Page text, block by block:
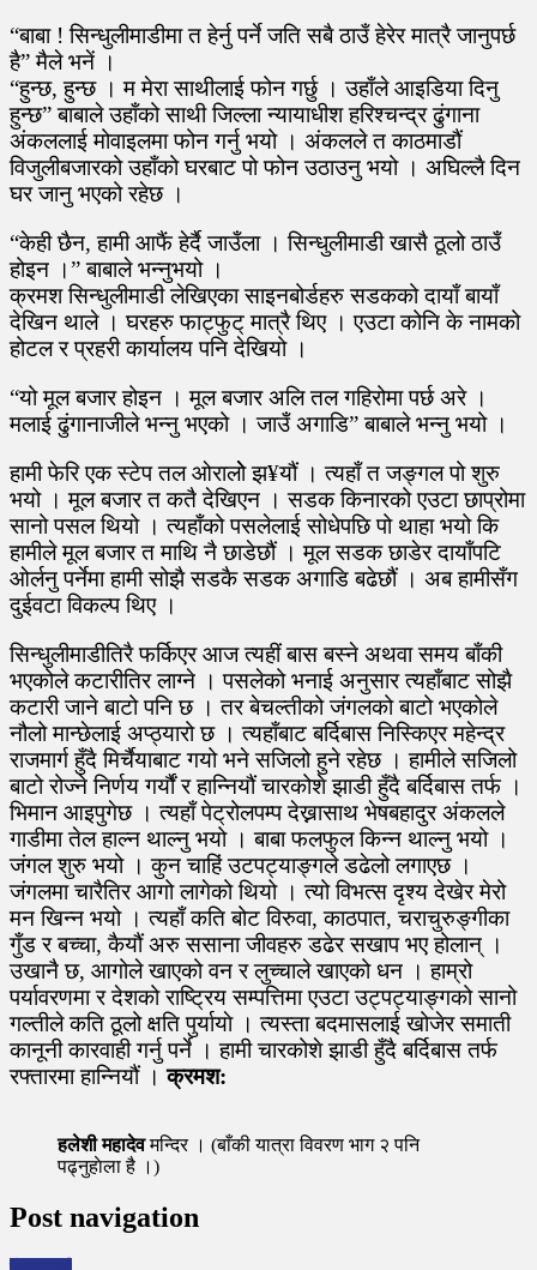
“बाबा ! सिन्धुलीमाडीमा त हेर्नु पर्ने जति सबै ठाउँ हेरेर मात्रै जानुपर्छ
है” मैले भनें ।
“हुन्छ, हुन्छ । म मेरा साथीलाई फोन गर्छु । उहाँले आइडिया दिनु
हुन्छ” बाबाले उहाँको साथी जिल्ला न्यायाधीश हरिश्चन्द्र ढुंगाना
अंकललाई मोवाइलमा फोन गर्नु भयो । अंकलले त काठमाडौं
विजुलीबजारको उहाँको घरबाट पो फोन उठाउनु भयो । अघिल्लै दिन
घर जानु भएको रहेछ ।
“केही छैन, हामी आफैं हेर्दै जाउँला । सिन्धुलीमाडी खासै ठूलो ठाउँ
होइन ।” बाबाले भन्नुभयो ।
क्रमश सिन्धुलीमाडी लेखिएका साइनबोर्डहरु सडकको दायाँ बायाँ
देखिन थाले । घरहरु फाट्फुट् मात्रै थिए । एउटा कोनि के नामको
होटल र प्रहरी कार्यालय पनि देखियो ।
“यो मूल बजार होइन । मूल बजार अलि तल गहिरोमा पर्छ अरे ।
मलाई ढुंगानाजीले भन्नु भएको । जाउँ अगाडि” बाबाले भन्नु भयो ।
हामी फेरि एक स्टेप तल ओरालोे झ¥यौं । त्यहाँ त जङ्गल पो शुरु
भयो । मूल बजार त कतै देखिएन । सडक किनारको एउटा छाप्रोमा
सानो पसल थियो । त्यहाँको पसलेलाई सोधेपछि पो थाहा भयो कि
हामीले मूल बजार त माथि नै छाडेछौं । मूल सडक छाडेर दायाँपटि
ओर्लनु पर्नेमा हामी सोझै सडकै सडक अगाडि बढेछौं । अब हामीसँग
दुईवटा विकल्प थिए ।
सिन्धुलीमाडीतिरै फर्किएर आज त्यहीं बास बस्ने अथवा समय बाँकी
भएकोले कटारीतिर लाग्ने । पसलेको भनाई अनुसार त्यहाँबाट सोझै
कटारी जाने बाटो पनि छ । तर बेचल्तीको जंगलको बाटो भएकोले
नौलो मान्छेलाई अप्ठ्यारो छ । त्यहाँबाट बर्दिबास निस्किएर महेन्द्र
राजमार्ग हुँदै मिर्चैयाबाट गयो भने सजिलो हुने रहेछ । हामीले सजिलो
बाटो रोज्ने निर्णय गर्यौं र हान्नियौं चारकोशे झाडी हुँदै बर्दिबास तर्फ ।
भिमान आइपुगेछ । त्यहाँ पेट्रोलपम्प देख्नासाथ भेषबहादुर अंकलले
गाडीमा तेल हाल्न थाल्नु भयो । बाबा फलफुल किन्न थाल्नु भयो ।
जंगल शुरु भयो । कुन चाहिं उटपट्याङ्गले डढेलो लगाएछ ।
जंगलमा चारैतिर आगो लागेको थियो । त्यो विभत्स दृश्य देखेर मेरो
मन खिन्न भयो । त्यहाँ कति बोट विरुवा, काठपात, चराचुरुङ्गीका
गुँड र बच्चा, कैयौं अरु ससाना जीवहरु डढेर सखाप भए होलान् ।
उखानै छ, आगोले खाएको वन र लुच्चाले खाएको धन । हाम्रो
पर्यावरणमा र देशको राष्ट्रिय सम्पत्तिमा एउटा उट्पट्याङ्गको सानो
गल्तीले कति ठूलो क्षति पुर्यायाे । त्यस्ता बदमासलाई खोजेर समाती
कानूनी कारवाही गर्नु पर्ने । हामी चारकोशे झाडी हुँदै बर्दिबास तर्फ
रफ्तारमा हान्नियौं ।क्रमश:
हलेशी महादेवमन्दिर । (बाँकी यात्रा विवरण भाग २ पनि
पढ्नुहाेला है ।)
Post navigation